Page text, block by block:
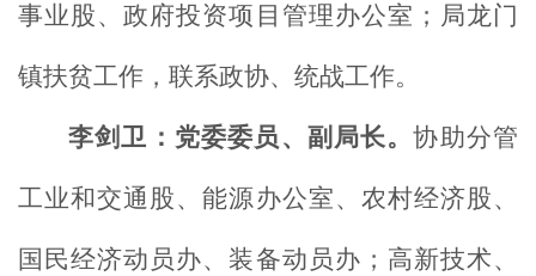
事业股、政府投资项目管理办公室；局龙门
镇扶贫工作，联系政协、统战工作。
李剑卫：党委委员、副局长。协助分管
工业和交通股、能源办公室、农村经济股、
国民经济动员办、装备动员办；高新技术、